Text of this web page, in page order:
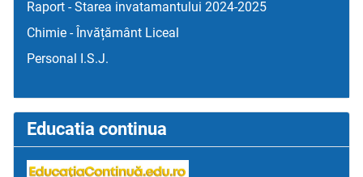
Raport - Starea invatamantului 2024-2025
Chimie - Învățământ Liceal
Personal I.S.J.
Educatia continua